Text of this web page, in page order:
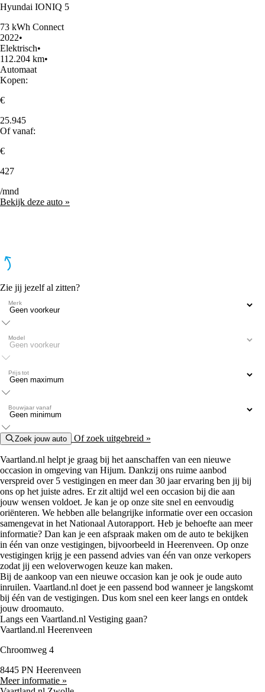
Hyundai IONIQ 5
73 kWh Connect
2022•
Elektrisch•
112.204 km•
Automaat
Kopen:
€
25.945
Of vanaf:
€
427
/mnd
Bekijk deze auto »
Zie jij jezelf al zitten?
Merk
Model
Prijs tot
Bouwjaar vanaf
Zoek jouw auto Of zoek uitgebreid »
Vaartland.nl helpt je graag bij het aanschaffen van een nieuwe
occasion in omgeving van Hijum. Dankzij ons ruime aanbod
verspreid over 5 vestigingen en meer dan 30 jaar ervaring ben jij bij
ons op het juiste adres. Er zit altijd wel een occasion bij die aan
jouw wensen voldoet. Je kan je op onze site snel en eenvoudig
oriënteren. We hebben alle belangrijke informatie over een occasion
samengevat in het Nationaal Autorapport. Heb je behoefte aan meer
informatie? Dan kan je een afspraak maken om de auto te bekijken
in één van onze vestigingen, bijvoorbeeld in Heerenveen. Op onze
vestigingen krijg je een passend advies van één van onze verkopers
zodat jij een weloverwogen keuze kan maken.
Bij de aankoop van een nieuwe occasion kan je ook je oude auto
inruilen. Vaartland.nl doet je een passend bod wanneer je langskomt
bij één van de vestigingen. Dus kom snel een keer langs en ontdek
jouw droomauto.
Langs een Vaartland.nl Vestiging gaan?
Vaartland.nl Heerenveen
Chroomweg 4
8445 PN Heerenveen
Meer informatie »